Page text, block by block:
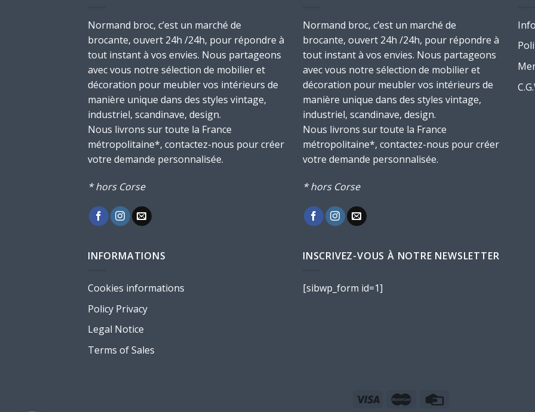
Normand broc, c’est un marché de
brocante, ouvert 24h /24h, pour répondre à
tout instant à vos envies. Nous partageons
avec vous notre sélection de mobilier et
décoration pour meubler vos intérieurs de
manière unique dans des styles vintage,
industriel, scandinave, design.
Nous livrons sur toute la France
métropolitaine*, contactez-nous pour créer
votre demande personnalisée.
* hors Corse
Normand broc, c’est un marché de
brocante, ouvert 24h /24h, pour répondre à
tout instant à vos envies. Nous partageons
avec vous notre sélection de mobilier et
décoration pour meubler vos intérieurs de
manière unique dans des styles vintage,
industriel, scandinave, design.
Nous livrons sur toute la France
métropolitaine*, contactez-nous pour créer
votre demande personnalisée.
* hors Corse
INFORMATIONS
Cookies informations
Policy Privacy
Legal Notice
Terms of Sales
INSCRIVEZ-VOUS À NOTRE NEWSLETTER
[sibwp_form id=1]